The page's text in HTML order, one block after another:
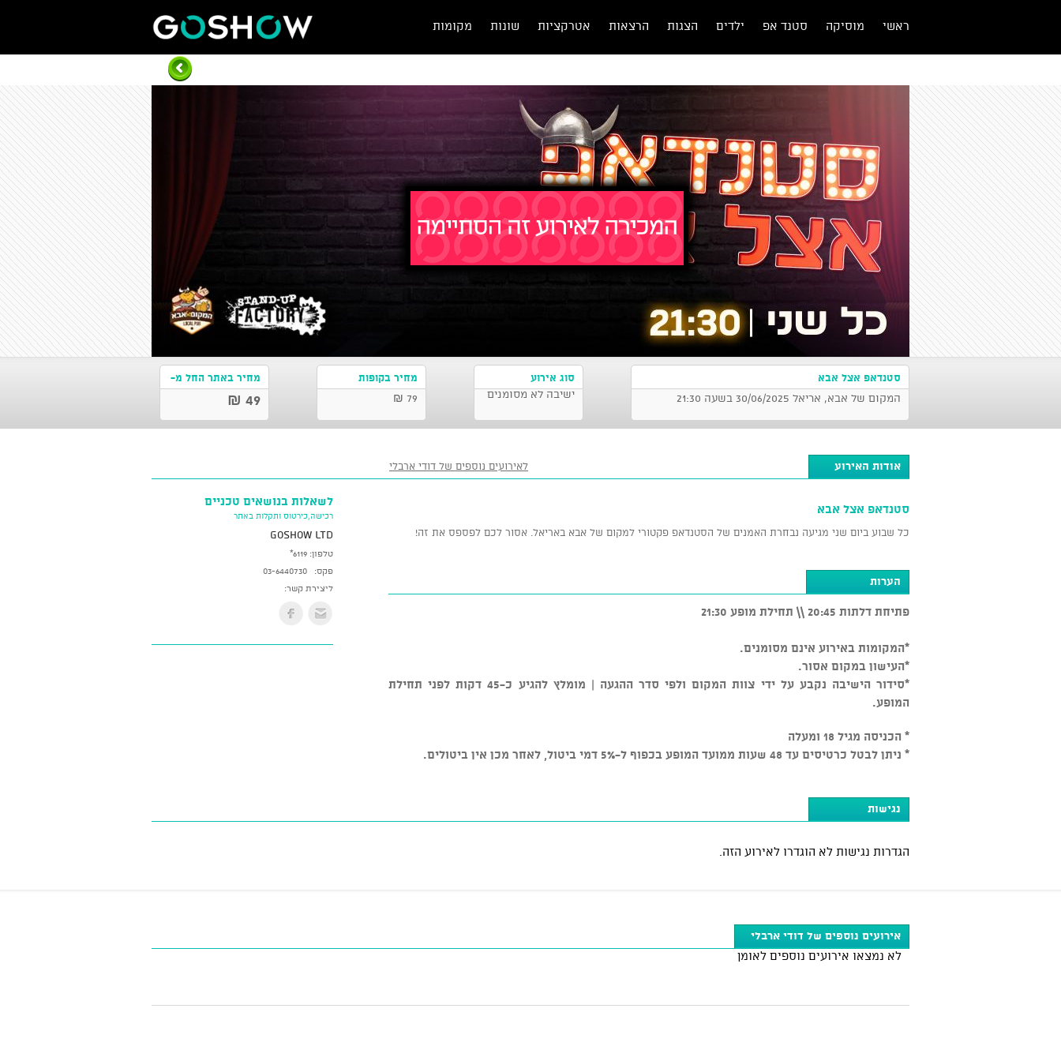
ראשי מוסיקה סטנד אפ ילדים הצגות הרצאות אטרקציות שונות מקומות
סטנדאפ אצל אבא
המקום של אבא, אריאל 30/06/2025 בשעה 21:30
סוג אירוע
ישיבה לא מסומנים
מחיר בקופות
79 ₪
מחיר באתר החל מ-
49 ₪
אודות האירוע לאירועים נוספים של דודי ארבלי
סטנדאפ אצל אבא
כל שבוע ביום שני מגיעה נבחרת האמנים של הסטנדאפ פקטורי למקום של אבא באריאל. אסור לכם לפספס את זה!
הערות
פתיחת דלתות 20:45 \\ תחילת מופע 21:30
*המקומות באירוע אינם מסומנים.
*העישון במקום אסור.
*סידור הישיבה נקבע על ידי צוות המקום ולפי סדר ההגעה | מומלץ להגיע כ-45 דקות לפני תחילת
המופע.
* הכניסה מגיל 18 ומעלה
* ניתן לבטל כרטיסים עד 48 שעות ממועד המופע בכפוף ל-5% דמי ביטול, לאחר מכן אין ביטולים.
לשאלות בנושאים טכניים
רכישה,כירטוס ותקלות באתר
GoShow LTD
טלפון: *6119
פקס:
03-6440730
ליצירת קשר:
נגישות
הגדרות נגישות לא הוגדרו לאירוע הזה.
אירועים נוספים של דודי ארבלי
לא נמצאו אירועים נוספים לאומן